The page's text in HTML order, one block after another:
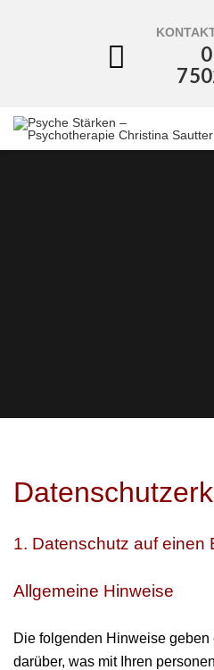
1. Datenschutz auf einen
Allgemeine Hinweise
Die folgenden Hinweise
darüber, was mit Ihren